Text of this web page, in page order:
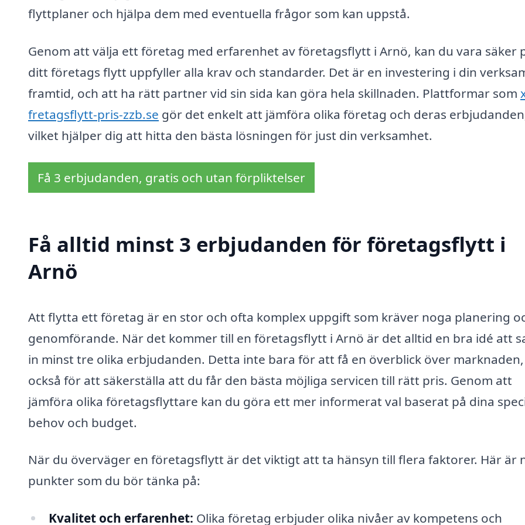
flyttplaner och hjälpa dem med eventuella frågor som kan uppstå.
Genom att välja ett företag med erfarenhet av företagsflytt i Arnö, kan du vara säker
ditt företags flytt uppfyller alla krav och standarder. Det är en investering i din
framtid, och att ha rätt partner vid sin sida kan göra hela skillnaden. Plattformar som
fretagsflytt-pris-zzb.se gör det enkelt att jämföra olika företag och deras
vilket hjälper dig att hitta den bästa lösningen för just din verksamhet.
Få 3 erbjudanden, gratis och utan förpliktelser
Få alltid minst 3 erbjudanden för företagsflytt i
Arnö
Att flytta ett företag är en stor och ofta komplex uppgift som kräver noga planering
genomförande. När det kommer till en företagsflytt i Arnö är det alltid en bra idé att
in minst tre olika erbjudanden. Detta inte bara för att få en överblick över
också för att säkerställa att du får den bästa möjliga servicen till rätt pris. Genom att
jämföra olika företagsflyttare kan du göra ett mer informerat val baserat på dina
behov och budget.
När du överväger en företagsflytt är det viktigt att ta hänsyn till flera faktorer. Här är
punkter som du bör tänka på:
Kvalitet och erfarenhet: Olika företag erbjuder olika nivåer av kompetens och